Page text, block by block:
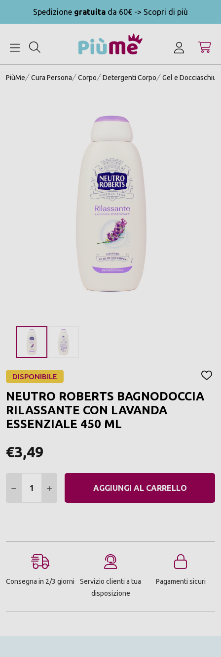
Spedizione gratuita da 60€ -> Scopri di più
PiùMe Cura Persona Corpo Detergenti Corpo Gel e
DISPONIBILE
DEI
NEUTRO ROBERTS BAGNODOCCIA
RILASSANTE CON LAVANDA
ESSENZIALE 450 ML
€3,49
DIMINUIRE QUANTITÀ:
AUMENTARE QUANTITÀ:
AGGIUNGI AL CARRELLO
Consegna in 2/3 giorni
Servizio clienti a tua
disposizione
Pagamenti sicuri